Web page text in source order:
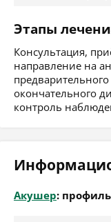
Этапы
Консультация,
направление на
окончательного
контроль
Акушер: